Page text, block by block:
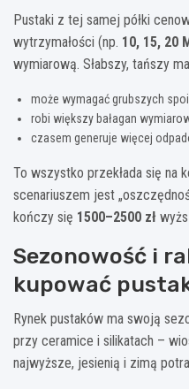
Pustaki z tej samej półki
wytrzymałości (np. 10, 15, 20
wymiarową. Słabszy, tańszy
może wymagać grubszych
robi większy bałagan
czasem generuje więcej
To wszystko przekłada się na
scenariuszem jest
kończy się 1500–2500 zł
Sezonowość i
kupować
Rynek pustaków ma swoją
przy ceramice i silikatach –
najwyższe, jesienią i zimą